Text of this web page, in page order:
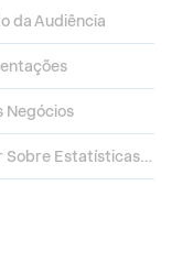
da Audiência
Negócios